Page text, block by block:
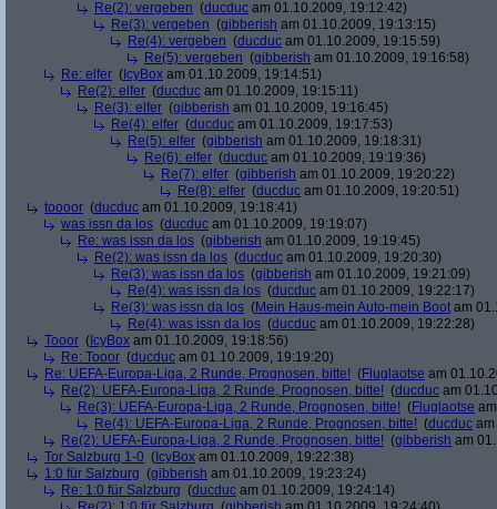
Re(2): vergeben (ducduc am 01.10.2009, 19:12:42)
Re(3): vergeben (gibberish am 01.10.2009, 19:13:15)
Re(4): vergeben (ducduc am 01.10.2009, 19:15:59)
Re(5): vergeben (gibberish am 01.10.2009, 19:16:58)
Re: elfer ( IcyBox am 01.10.2009, 19:14:51)
Re(2): elfer (ducduc am 01.10.2009, 19:15:11)
Re(3): elfer (gibberish am 01.10.2009, 19:16:45)
Re(4): elfer (ducduc am 01.10.2009, 19:17:53)
Re(5): elfer (gibberish am 01.10.2009, 19:18:31)
Re(6): elfer (ducduc am 01.10.2009, 19:19:36)
Re(7): elfer (gibberish am 01.10.2009, 19:20:22)
Re(8): elfer (ducduc am 01.10.2009, 19:20:51)
toooor (ducduc am 01.10.2009, 19:18:41)
was issn da los (ducduc am 01.10.2009, 19:19:07)
Re: was issn da los (gibberish am 01.10.2009, 19:19:45)
Re(2): was issn da los (ducduc am 01.10.2009, 19:20:30)
Re(3): was issn da los (gibberish am 01.10.2009, 19:21:09)
Re(4): was issn da los (ducduc am 01.10.2009, 19:22:17)
Re(3): was issn da los (Mein Haus-mein Auto-mein Boot am
Re(4): was issn da los (ducduc am 01.10.2009, 19:22:28)
Tooor ( IcyBox am 01.10.2009, 19:18:56)
Re: Tooor (ducduc am 01.10.2009, 19:19:20)
Re: UEFA-Europa-Liga, 2 Runde, Prognosen, bitte! (Fluglaotse am
Re(2): UEFA-Europa-Liga, 2 Runde, Prognosen, bitte! (ducduc am
Re(3): UEFA-Europa-Liga, 2 Runde, Prognosen, bitte! (Fluglaotse
Re(4): UEFA-Europa-Liga, 2 Runde, Prognosen, bitte! (ducduc
Re(2): UEFA-Europa-Liga, 2 Runde, Prognosen, bitte! (gibberish am
Tor Salzburg 1-0 ( IcyBox am 01.10.2009, 19:22:38)
1:0 für Salzburg (gibberish am 01.10.2009, 19:23:24)
Re: 1:0 für Salzburg (ducduc am 01.10.2009, 19:24:14)